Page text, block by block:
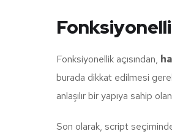
Fonksiyonellik açısından,
burada dikkat edilmesi
anlaşılır bir yapıya sahip
Son olarak, script